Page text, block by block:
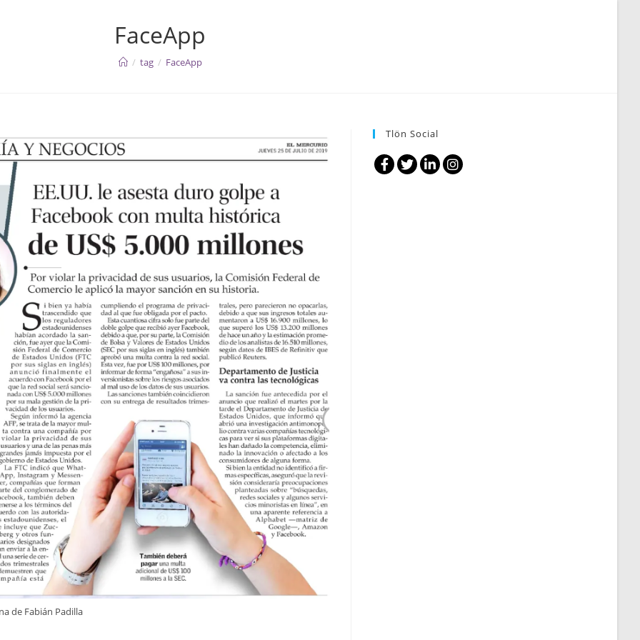
FaceApp
/ tag / FaceApp
de Fabián Padilla
Tlön Social